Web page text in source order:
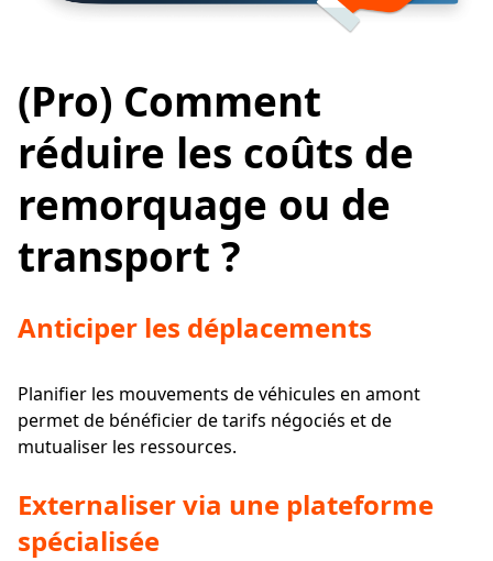
(Pro) Comment
réduire les coûts de
remorquage ou de
transport ?
Anticiper les déplacements
Planifier les mouvements de véhicules en amont
permet de bénéficier de tarifs négociés et de
mutualiser les ressources.
Externaliser via une plateforme
spécialisée